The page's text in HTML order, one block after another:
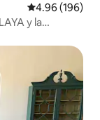
Calificación
4.96 (196)
y la